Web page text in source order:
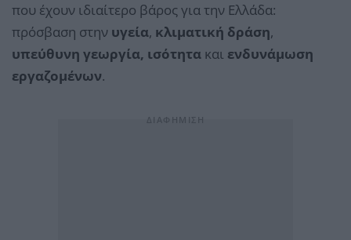
που έχουν ιδιαίτερο βάρος για την Ελλάδα:
πρόσβαση στην υγεία, κλιματική δράση,
υπεύθυνη γεωργία, ισότητα και ενδυνάμωση
εργαζομένων.